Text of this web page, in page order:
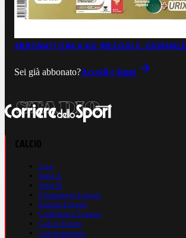
ABBONATI ORA A €0,99LEGGI IL GIORNALE
Sei già abbonato?Accedi e leggi
Live
Serie A
Serie B
Champions League
Europa League
Conference League
Calcio Estero
Calciomercato